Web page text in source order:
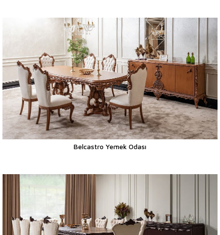
Belcastro Yemek Odası